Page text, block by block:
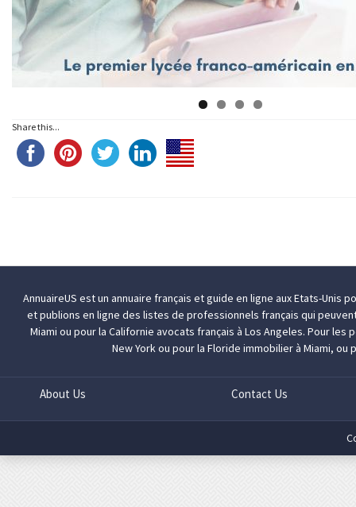
Share this...
AnnuaireUS est un annuaire français et guide en ligne aux Etats-Unis
et publions en ligne des listes de professionnels français qui
Miami ou pour la Californieavocats français à Los Angeles. Pour les
New Yorkou pour la Florideimmobilier à Miami, ou
About Us Contact Us